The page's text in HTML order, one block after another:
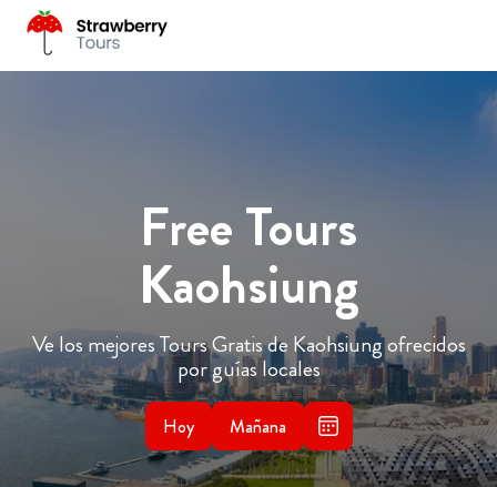
Free Tours
Kaohsiung
Ve los mejores Tours Gratis de Kaohsiung ofrecidos
por guías locales
Hoy Mañana